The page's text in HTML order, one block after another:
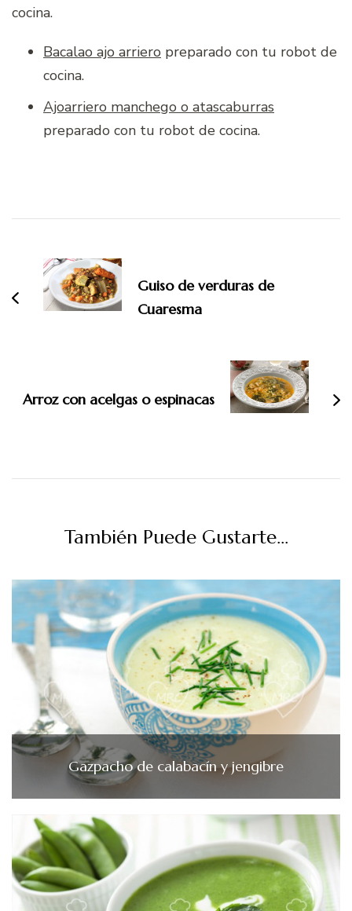
cocina.
Bacalao ajo arriero preparado con tu robot de
cocina.
Ajoarriero manchego o atascaburras
preparado con tu robot de cocina.
entradas
Guiso de verduras de
Cuaresma
Arroz con acelgas o espinacas
También Puede Gustarte...
Gazpacho de calabacín y jengibre